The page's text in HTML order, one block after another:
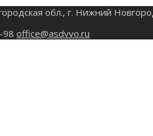
обл., г. Нижний
98 office@asdvvo.ru